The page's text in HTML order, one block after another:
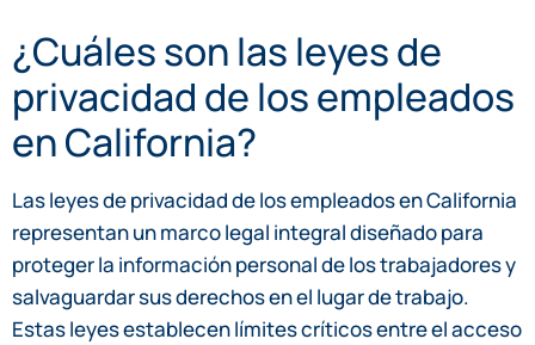
¿Cuáles son las leyes de
privacidad de los empleados
en California?
Las leyes de privacidad de los empleados en California
representan un marco legal integral diseñado para
proteger la información personal de los trabajadores y
salvaguardar sus derechos en el lugar de trabajo.
Estas leyes establecen límites críticos entre el acceso